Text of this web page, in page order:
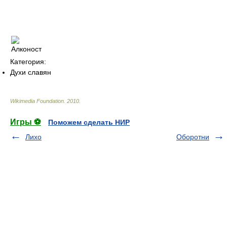
Категория:
Духи славян
Wikimedia Foundation 2010
Игры ⚽
Поможем сделать НИР
Лихо
Оборотни